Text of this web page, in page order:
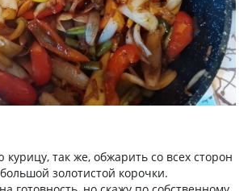
так же, обжарить со всех сторон
золотистой корочки.